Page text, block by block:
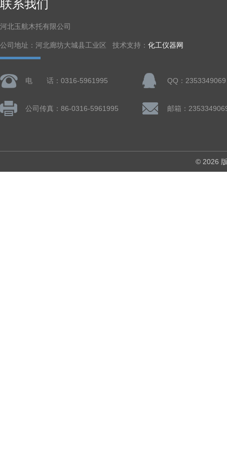
联系我们
河北玉航木托有限公司
公司地址：河北廊坊大城县工业区 技术支持： 化工仪器网
电 话：0316-5961995 QQ：2353349069
公司传真：86-0316-5961995 邮箱：
© 2026